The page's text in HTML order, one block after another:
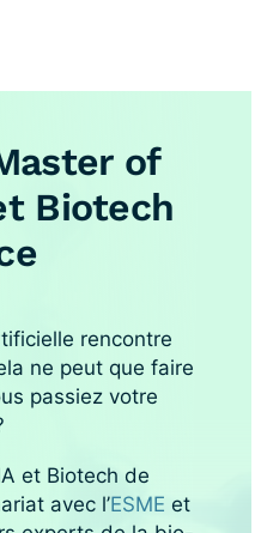
of
Biotech
rencontre
ne peut que faire
passiez votre
et Biotech de
avec l’ESME et